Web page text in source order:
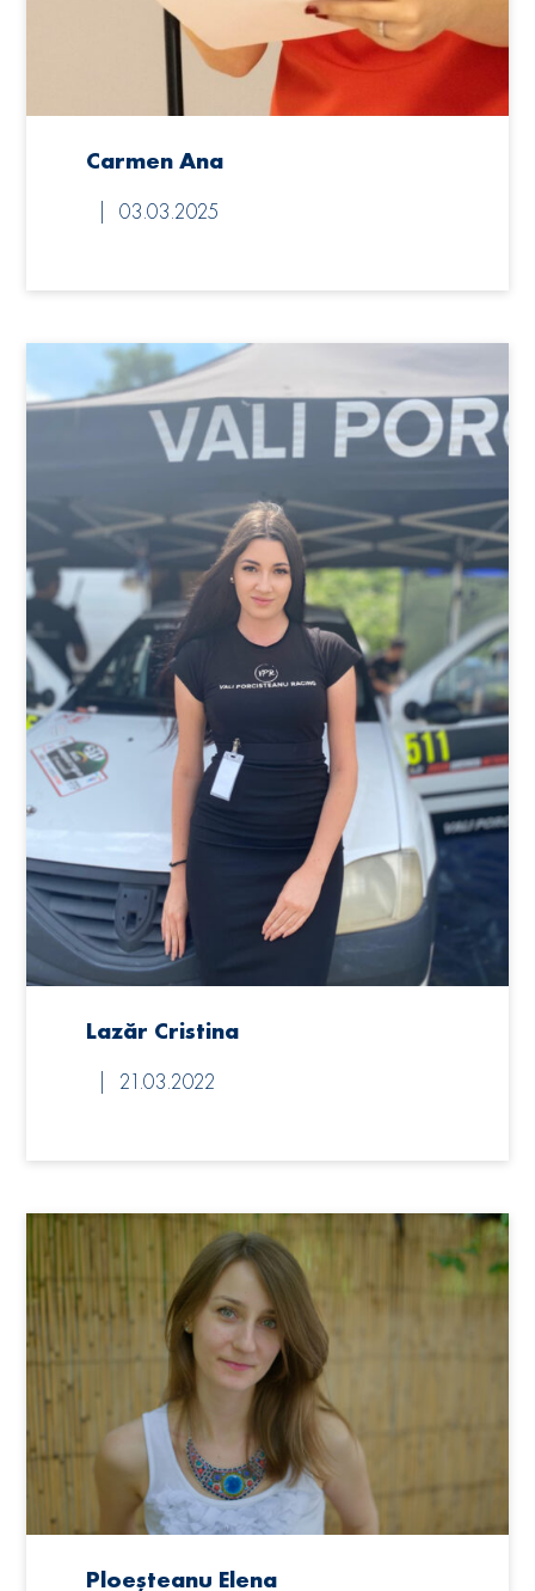
Carmen Ana
03.03.2025
Lazăr Cristina
21.03.2022
Ploeșteanu Elena